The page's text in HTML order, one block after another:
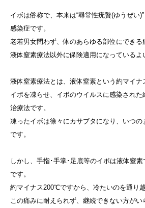
イボは俗称で、本来は“尋常性疣贅(ゆうぜい
感染症です。
老若男女問わず、体のあらゆる部位にできる
液体窒素療法以外に保険適用になっているよ
液体窒素療法とは、液体窒素という約マイナ
イボを凍らせ、イボのウイルスに感染された
治療法です。
凍ったイボは徐々にカサブタになり、いつ
です。
しかし、手指･手掌･足底等のイボは液体窒
です。
約マイナス200℃ですから、冷たいのを通り越
この痛みに耐えられず、継続できない方がい